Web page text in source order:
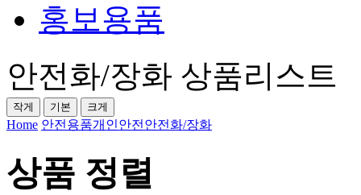
홍보용품
안전화/장화 상품리스트
작게 기본 크게
Home 안전용품개인안전 안전화/장화
상품 정렬